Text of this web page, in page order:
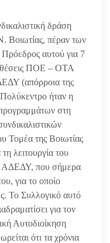
δράση
Βοιωτίας, πέραν των
αυτού για 7
θέσεις ΠΟΕ – ΟΤΑ
(απόρροια της
ήταν η
στη
Τομέα της Βοιωτίας
λειτουργία του
ΑΔΕΔΥ, που σήμερα
για το οποίο
Το Συλλογικό αυτό
για τον
Αυτοδιοίκηση
ότι τα χρόνια